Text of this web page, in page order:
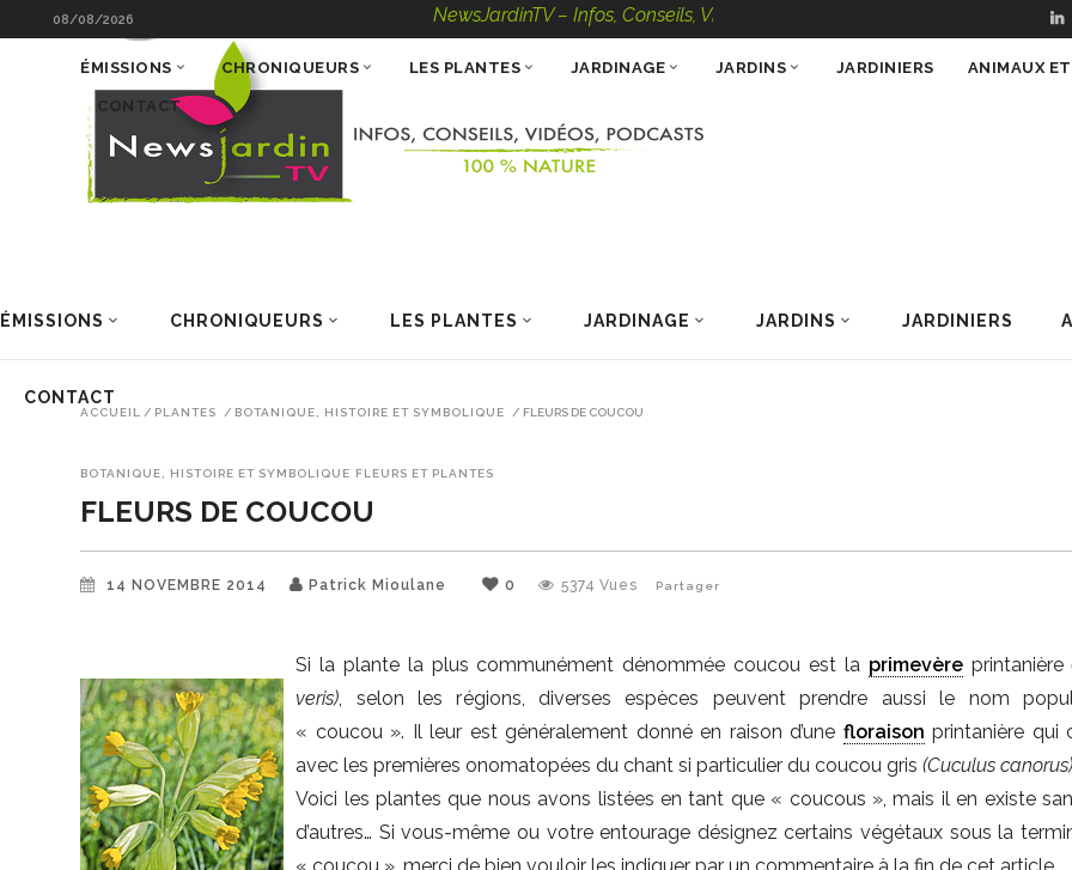
08/08/2026 NewsJardinTV – Infos, Conseils, Vidéos, Podcasts – 100 % Nature
ÉMISSIONS CHRONIQUEURS LES PLANTES JARDINAGE JARDINS JARDINIERS
CONTACT
ÉMISSIONS CHRONIQUEURS LES PLANTES JARDINAGE JARDINS JARDINIERS ANIMAUX
CONTACT
ACCUEIL / PLANTES / BOTANIQUE, HISTOIRE ET SYMBOLIQUE / FLEURS DE COUCOU
BOTANIQUE, HISTOIRE ET SYMBOLIQUE FLEURS ET PLANTES
FLEURS DE COUCOU
14 NOVEMBRE 2014 Patrick Mioulane 0 5374 Vues Partager
Si la plante la plus communément dénommée coucou est la primevèreprintanière
veris), selon les régions, diverses espèces peuvent prendre aussi le nom
« coucou ». Il leur est généralement donné en raison d’une floraison printanière qui
avec les premières onomatopées du chant si particulier du coucou gris(Cuculus
Voici les plantes que nous avons listées en tant que « coucous », mais il en existe
d’autres… Si vous-même ou votre entourage désignez certains végétaux sous la